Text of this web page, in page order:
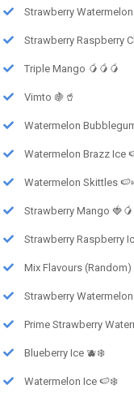
Strawberry
Strawberry Raspberry
Triple Mango 🥭🥭🥭
Vimto 🍇🥤
Watermelon
Watermelon Brazz Ice
Watermelon Skittles
Strawberry Mango 🍓🥭
Strawberry Raspberry
Mix Flavours (Random)
Strawberry
Prime Strawberry
Blueberry Ice 🫐❄️
Watermelon Ice 🍉❄️